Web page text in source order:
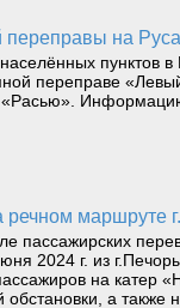
переправы на
переправе
речном маршруте
2024 г. из
на катер
а